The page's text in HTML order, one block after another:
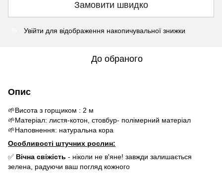
Замовити швидко
Увійти для відображення накопичувальної знижки
До обраного
Опис
🌱Висота з горщиком : 2 м
🌱Матеріал: листя-котон, стовбур- полімерний матеріал
🌱Наповнення: натуральна кора
Особливості штучних рослин:
✅ Вічна свіжість - ніколи не в'яне! завжди залишається
зелена, радуючи ваш погляд кожного